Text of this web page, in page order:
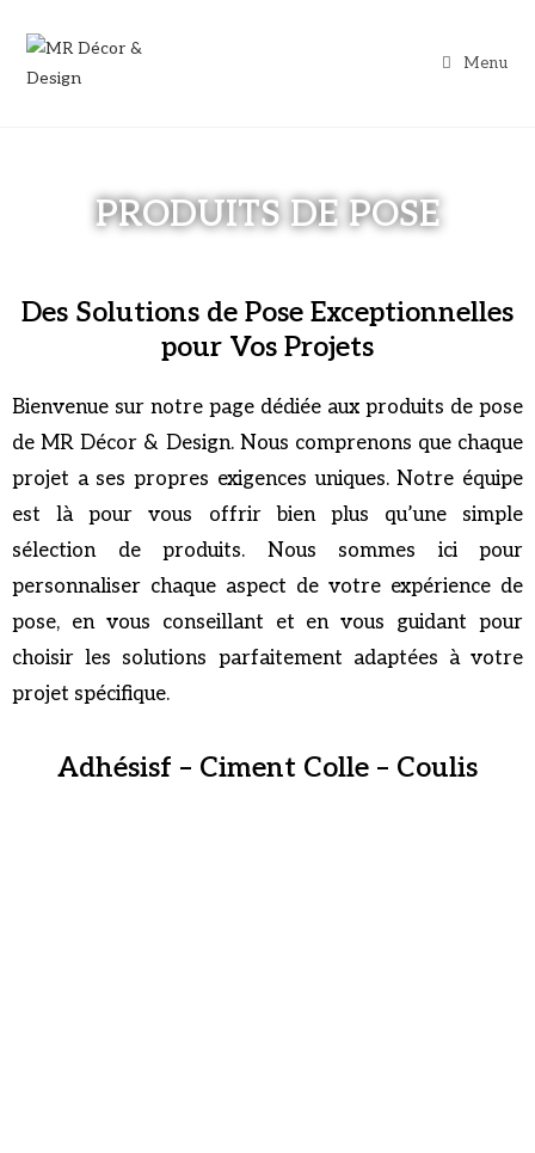
Menu
PRODUITS DE POSE
Des Solutions de Pose Exceptionnelles
pour Vos Projets
Bienvenue sur notre page dédiée aux produits de pose
de MR Décor & Design. Nous comprenons que chaque
projet a ses propres exigences uniques. Notre équipe
est là pour vous offrir bien plus qu’une simple
sélection de produits. Nous sommes ici pour
personnaliser chaque aspect de votre expérience de
pose, en vous conseillant et en vous guidant pour
choisir les solutions parfaitement adaptées à votre
projet spécifique.
Adhésisf – Ciment Colle – Coulis